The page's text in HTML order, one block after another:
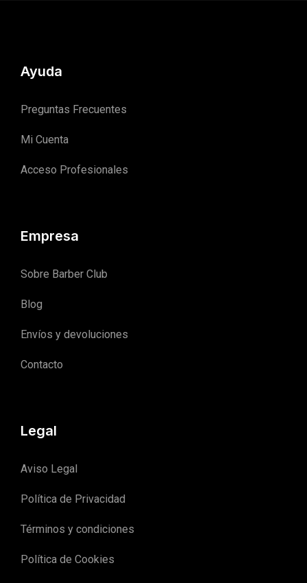
Ayuda
Preguntas Frecuentes
Mi Cuenta
Acceso Profesionales
Empresa
Sobre Barber Club
Blog
Envíos y devoluciones
Contacto
Legal
Aviso Legal
Política de Privacidad
Términos y condiciones
Política de Cookies